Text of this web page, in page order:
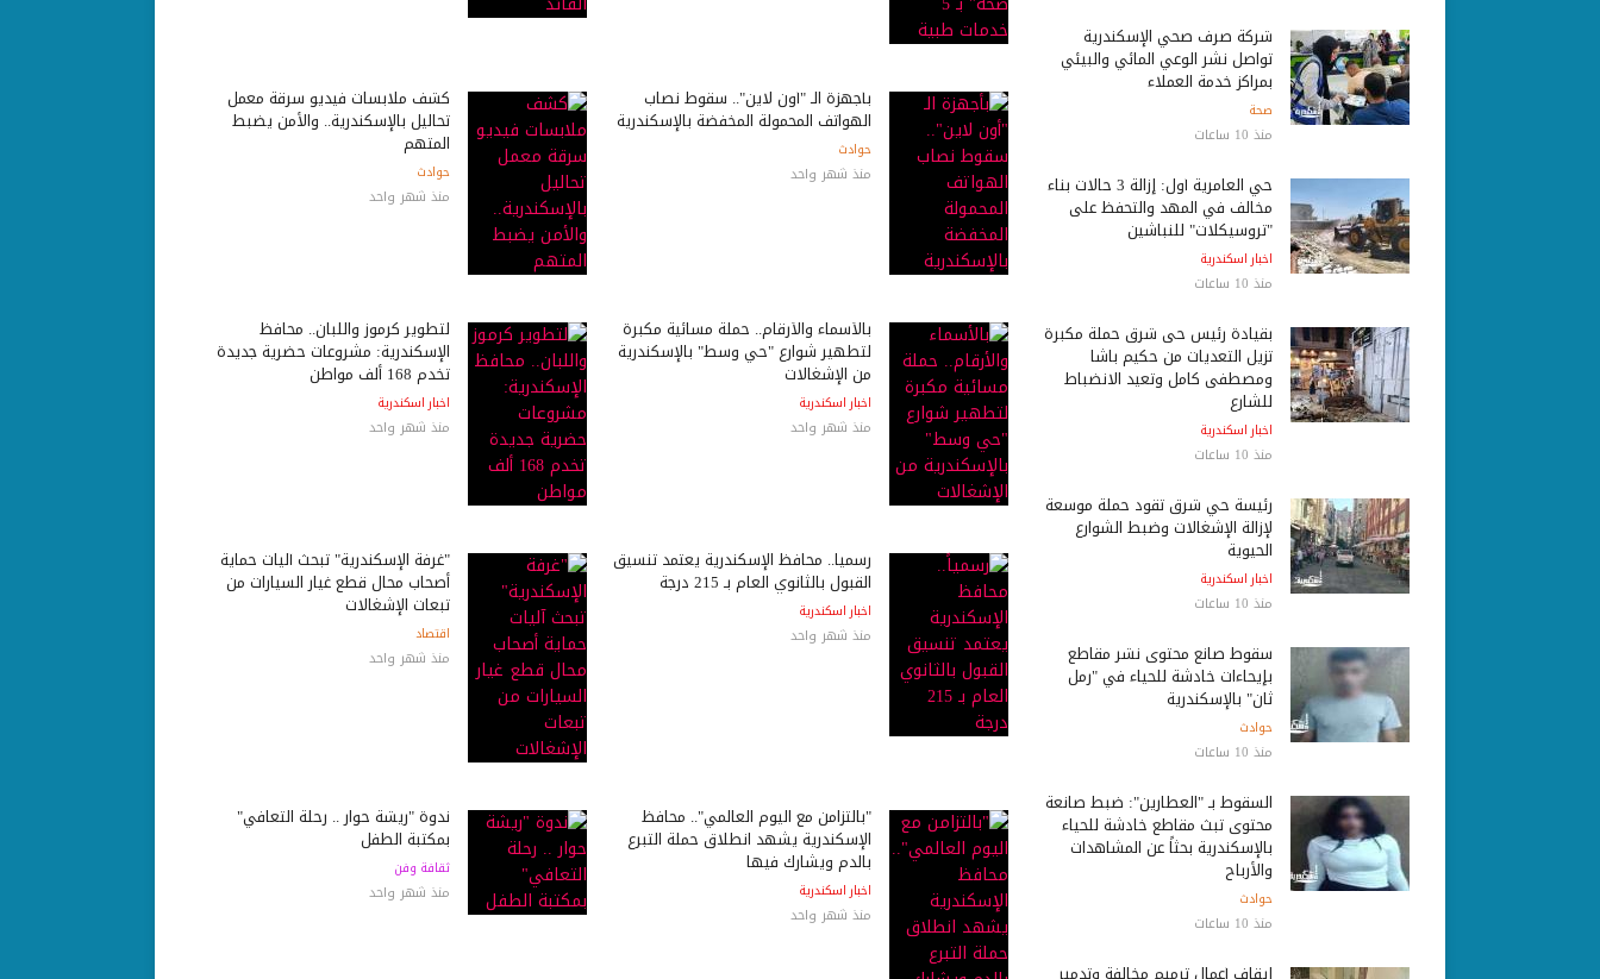
بأجهزة الـ "أون لاين".. سقوط نصاب
الهواتف المحمولة المخفضة بالإسكندرية
حوادث
منذ شهر واحد
كشف ملابسات فيديو سرقة معمل
تحاليل بالإسكندرية.. والأمن يضبط
المتهم
حوادث
منذ شهر واحد
بالأسماء والأرقام.. حملة مسائية مكبرة
لتطهير شوارع "حي وسط" بالإسكندرية
من الإشغالات
اخبار اسكندرية
منذ شهر واحد
لتطوير كرموز واللبان.. محافظ
الإسكندرية: مشروعات حضرية جديدة
تخدم 168 ألف مواطن
اخبار اسكندرية
منذ شهر واحد
رسمياً.. محافظ الإسكندرية يعتمد تنسيق
القبول بالثانوي العام بـ 215 درجة
اخبار اسكندرية
منذ شهر واحد
"غرفة الإسكندرية" تبحث آليات حماية
أصحاب محال قطع غيار السيارات من
تبعات الإشغالات
اقتصاد
منذ شهر واحد
"بالتزامن مع اليوم العالمي".. محافظ
الإسكندرية يشهد انطلاق حملة التبرع
بالدم ويشارك فيها
اخبار اسكندرية
منذ شهر واحد
ندوة "ريشة حوار .. رحلة التعافي"
بمكتبة الطفل
ثقافة وفن
منذ شهر واحد
شركة صرف صحي الإسكندرية
تواصل نشر الوعي المائي والبيئي
بمراكز خدمة العملاء
صحة
منذ 10 ساعات
حي العامرية أول: إزالة 3 حالات بناء
مخالف في المهد والتحفظ على
"تروسيكلات" للنباشين
اخبار اسكندرية
منذ 10 ساعات
بقيادة رئيس حى شرق حملة مكبرة
تزيل التعديات من حكيم باشا
ومصطفى كامل وتعيد الانضباط
للشارع
اخبار اسكندرية
منذ 10 ساعات
رئيسة حي شرق تقود حملة موسعة
لإزالة الإشغالات وضبط الشوارع
الحيوية
اخبار اسكندرية
منذ 10 ساعات
سقوط صانع محتوى نشر مقاطع
بإيحاءات خادشة للحياء في "رمل
ثان" بالإسكندرية
حوادث
منذ 10 ساعات
السقوط بـ "العطارين": ضبط صانعة
محتوى تبث مقاطع خادشة للحياء
بالإسكندرية بحثاً عن المشاهدات
والأرباح
حوادث
منذ 10 ساعات